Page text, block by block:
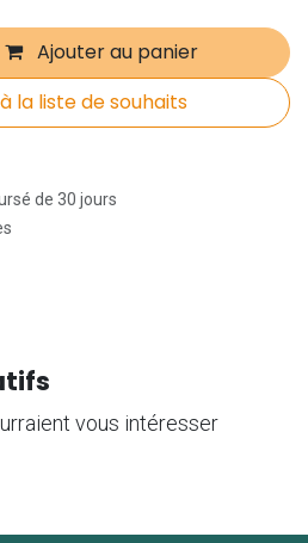
Ajouter au panier
la liste de souhaits
de 30 jours
vous intéresser